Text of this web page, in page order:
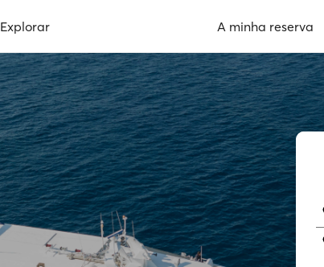
Explorar A minha reserva